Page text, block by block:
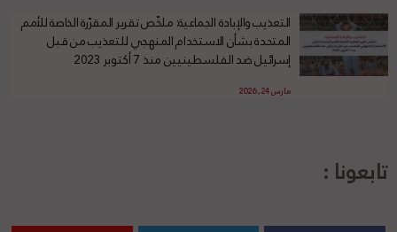
التعذيب والإبادة الجماعية: ملخّص تقرير المقرّرة الخاصة للأمم
المتحدة بشأن الاستخدام المنهجي للتعذيب من قبل
إسرائيل ضد الفلسطينيين منذ 7 أكتوبر 2023
مارس 24, 2026
تابعونا :